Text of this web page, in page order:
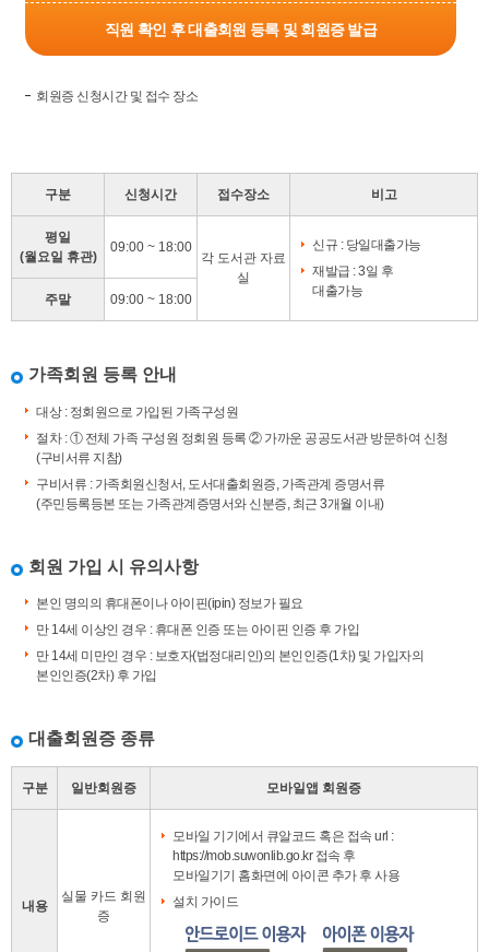
직원 확인 후 대출회원 등록 및 회원증 발급
회원증 신청시간 및 접수 장소
구분 신청시간 접수장소 비고
평일
(월요일 휴관)
09:00 ~ 18:00
각 도서관 자료
실
신규 : 당일대출가능
재발급 : 3일 후
대출가능
주말 09:00 ~ 18:00
가족회원 등록 안내
대상 : 정회원으로 가입된 가족구성원
절차 : ① 전체 가족 구성원 정회원 등록 ② 가까운 공공도서관 방문하여 신청
(구비서류 지참)
구비서류 : 가족회원신청서, 도서대출회원증, 가족관계 증명서류
(주민등록등본 또는 가족관계증명서와 신분증, 최근 3개월 이내)
회원 가입 시 유의사항
본인 명의의 휴대폰이나 아이핀(ipin) 정보가 필요
만 14세 이상인 경우 : 휴대폰 인증 또는 아이핀 인증 후 가입
만 14세 미만인 경우 : 보호자(법정대리인)의 본인인증(1차) 및 가입자의
본인인증(2차) 후 가입
대출회원증 종류
구분 일반회원증 모바일앱 회원증
내용
실물 카드 회원
증
모바일 기기에서 큐알코드 혹은 접속 url :
https://mob.suwonlib.go.kr접속 후
모바일기기 홈화면에 아이콘 추가 후 사용
설치 가이드